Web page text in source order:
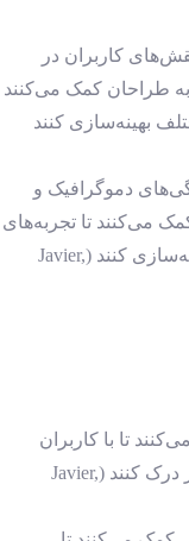
کاربران در
طراحان کمک می‌کنند
بهینه‌سازی کنند
دموگرافیک و
می‌کنند تا تجربه‌های
کاربری را برای گروه‌های مختلف کاربران بهینه‌سازی کنند (Javier,
تا با کاربران
همدلی کنند و نیازها و خواسته‌های آن‌ها را بهتر درک کنند (Javier,